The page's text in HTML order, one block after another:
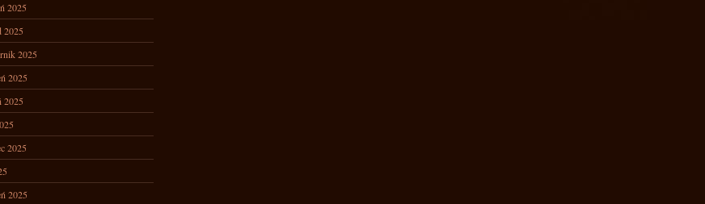
2025
2025
2025
2025
2025
2025
2025